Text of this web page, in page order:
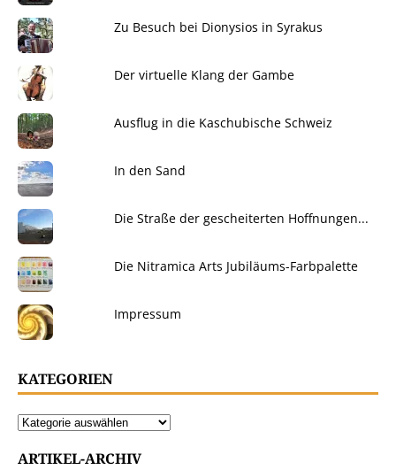
Zu Besuch bei Dionysios in Syrakus
Der virtuelle Klang der Gambe
Ausflug in die Kaschubische Schweiz
In den Sand
Die Straße der gescheiterten Hoffnungen...
Die Nitramica Arts Jubiläums-Farbpalette
Impressum
KATEGORIEN
ARTIKEL-ARCHIV